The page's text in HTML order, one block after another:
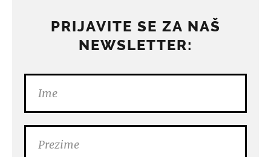
PRIJAVITE SE ZA NAŠ
NEWSLETTER: